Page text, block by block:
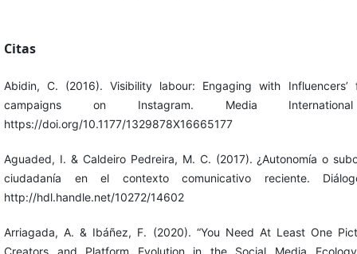
Citas
Abidin, C. (2016). Visibility labour: Engaging with
campaigns on Instagram. Media
https://doi.org/10.1177/1329878X16665177
Aguaded, I. & Caldeiro Pedreira, M. C. (2017). ¿Autonomía o
ciudadanía en el contexto comunicativo reciente.
http://hdl.handle.net/10272/14602
Arriagada, A. & Ibáñez, F. (2020). “You Need At Least One
Creators and Platform Evolution in the Social Media